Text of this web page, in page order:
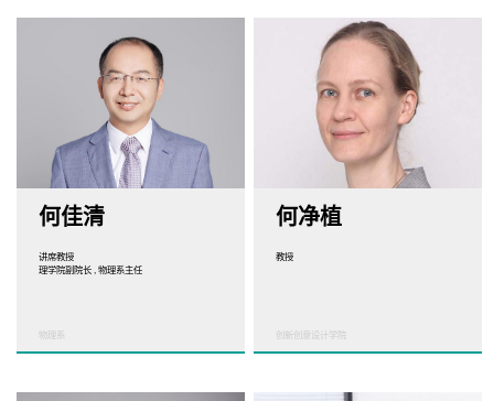
何佳清
讲席教授
理学院副院长 , 物理系主任
物理系
何净植
教授
创新创意设计学院